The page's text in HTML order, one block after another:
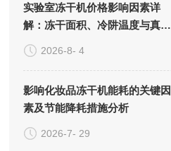
实验室冻干机价格影响因素详
解：冻干面积、冷阱温度与真空
系统的成本构成
2026-8- 4
影响化妆品冻干机能耗的关键因
素及节能降耗措施分析
2026-7- 29